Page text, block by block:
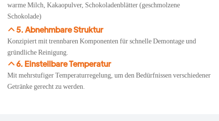
warme Milch, Kakaopulver, Schokoladenblätter (geschmolzene
Schokolade)
5. Abnehmbare Struktur
Konzipiert mit trennbaren Komponenten für schnelle Demontage und
gründliche Reinigung.
6. Einstellbare Temperatur
Mit mehrstufiger Temperaturregelung, um den Bedürfnissen verschiedener
Getränke gerecht zu werden.